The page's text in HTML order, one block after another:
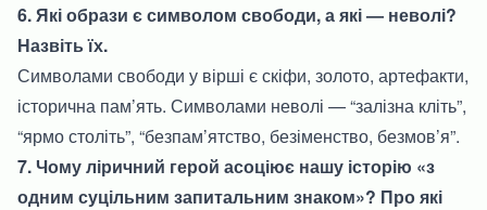
6. Які образи є символом свободи, а які — неволі?
Назвіть їх.
Символами свободи у вірші є скіфи, золото, артефакти,
історична пам’ять. Символами неволі — “залізна кліть”,
“ярмо століть”, “безпам’ятство, безіменство, безмов’я”.
7. Чому ліричний герой асоціює нашу історію «з
одним суцільним запитальним знаком»? Про які